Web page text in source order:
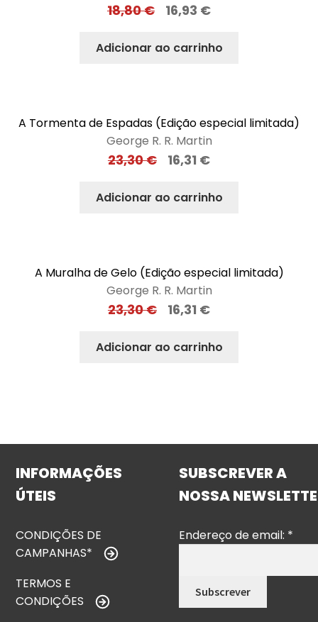
18,80€ 16,93 €
Adicionar ao carrinho
A Tormenta de Espadas (Edição especial limitada)
George R. R. Martin
23,30€ 16,31 €
Adicionar ao carrinho
A Muralha de Gelo (Edição especial limitada)
George R. R. Martin
23,30€ 16,31 €
Adicionar ao carrinho
INFORMAÇÕES
ÚTEIS
CONDIÇÕES DE
CAMPANHAS*
TERMOS E
CONDIÇÕES
SUBSCREVER A
NOSSA
Endereço de email: *